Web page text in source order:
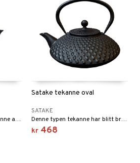
En meget vakker rund tekanne av støpejern som lyser opp teselskapet med sin form og mønster. Jernet i tekannen renses i forbindelse med støpingen. Kannens innside er emaljert, noe som beskytter den mot rust og gjør den lett å vaske.
Satake tekanne oval
SATAKE
Denne typen tekanne har blitt brukt i Kina siden antikken.
kr 468